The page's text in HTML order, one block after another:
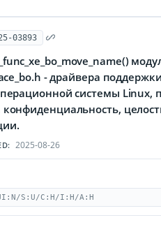
03893
- драйвера
системы
2025-08-26
S:U/C:H/I:H/A:H